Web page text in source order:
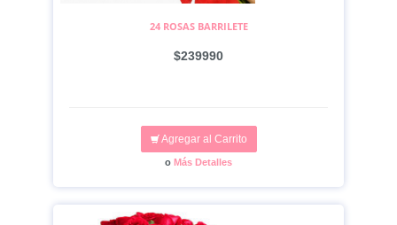
24 ROSAS BARRILETE
$239990
Agregar al Carrito
o Más Detalles